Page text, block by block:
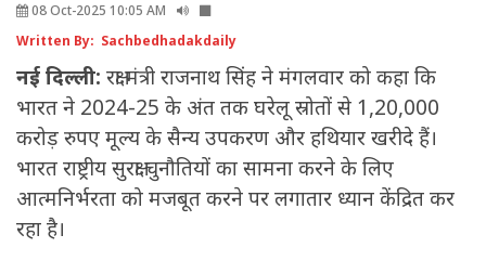
08 Oct-2025 10:05 AM
Written By: Sachbedhadakdaily
नई दिल्ली: रक्षा मंत्री राजनाथ सिंह ने मंगलवार को कहा कि
भारत ने 2024-25 के अंत तक घरेलू स्रोतों से 1,20,000
करोड़ रुपए मूल्य के सैन्य उपकरण और हथियार खरीदे हैं।
भारत राष्ट्रीय सुरक्षा चुनौतियों का सामना करने के लिए
आत्मनिर्भरता को मजबूत करने पर लगातार ध्यान केंद्रित कर
रहा है।